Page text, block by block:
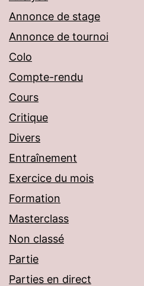
Annonce de stage
Annonce de tournoi
Colo
Compte-rendu
Cours
Critique
Divers
Entraînement
Exercice du mois
Formation
Masterclass
Non classé
Partie
Parties en direct